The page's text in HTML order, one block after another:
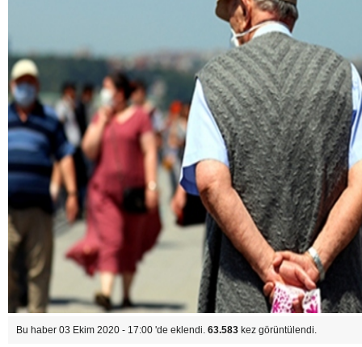
Bu haber 03 Ekim 2020 - 17:00 'de eklendi. 63.583 kez görüntülendi.